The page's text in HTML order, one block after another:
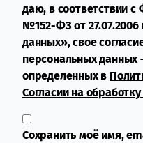
даю, в соответствии
№152-ФЗ от 27.07.2006
данных», свое
персональных данных
определенных в
Согласии на
Сохранить моё имя,